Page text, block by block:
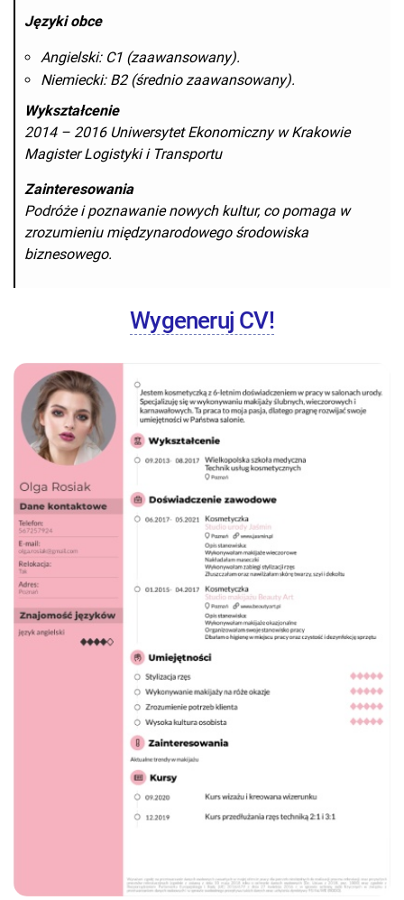
Języki obce
Angielski: C1 (zaawansowany).
Niemiecki: B2 (średnio zaawansowany).
Wykształcenie
2014 – 2016 Uniwersytet Ekonomiczny w Krakowie
Magister Logistyki i Transportu
Zainteresowania
Podróże i poznawanie nowych kultur, co pomaga w
zrozumieniu międzynarodowego środowiska
biznesowego.
Wygeneruj CV!